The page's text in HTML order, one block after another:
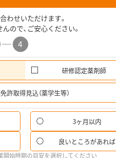
わせいただけます。
ので、ご安心ください。
4
研修認定薬剤師
許取得見込（薬学生等）
3ヶ月以内
良いところがあれば
開始時期の目安を選択してください